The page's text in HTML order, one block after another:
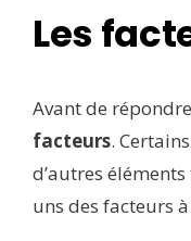
Les
Avant de
facteurs.
d’autres
uns des facteurs